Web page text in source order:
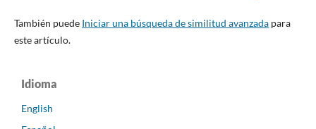
También puede Iniciar una búsqueda de similitud avanzadapara
este artículo.
Idioma
English